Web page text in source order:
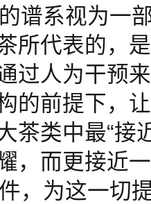
谱系视为一
所代表的，
过人为干预
的前提下，
茶类中最“接
，而更接近
，为这一切